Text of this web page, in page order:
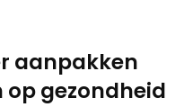
aanpakken
op gezondheid